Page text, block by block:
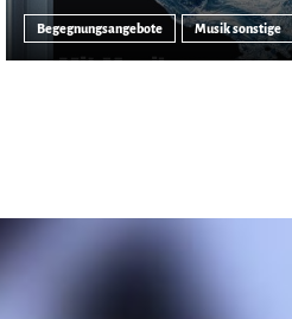
Begegnungsangebote Musik sonstige